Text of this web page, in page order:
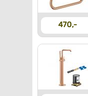
470,-